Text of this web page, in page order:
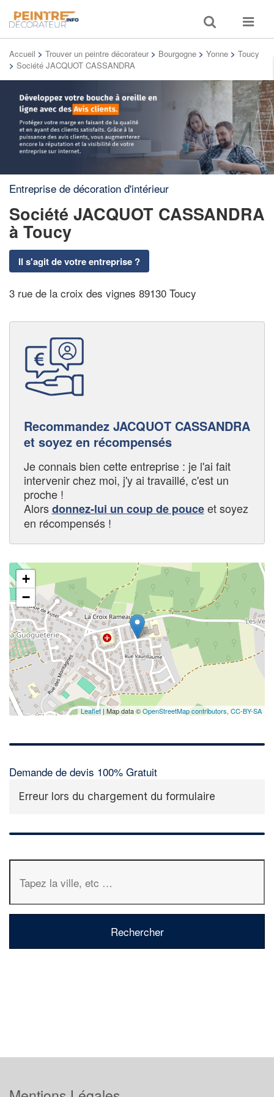
Toggle
search
Toggle
Accueil > Trouver un peintre décorateur > Bourgogne > Yonne > Toucy
> Société JACQUOT CASSANDRA
Entreprise de décoration d'intérieur
Société JACQUOT CASSANDRA
à Toucy
Il s'agit de votre entreprise ?
3 rue de la croix des vignes 89130 Toucy
Recommandez JACQUOT CASSANDRA
et soyez en récompensés
Je connais bien cette entreprise : je l'ai fait
intervenir chez moi, j'y ai travaillé, c'est un
proche !
Alorsdonnez-lui un coup de pouceet soyez
en récompensés !
+
−
Leaflet | Map data ©OpenStreetMap contributors, CC-BY-SA
Demande de devis 100% Gratuit
Erreur lors du chargement du formulaire